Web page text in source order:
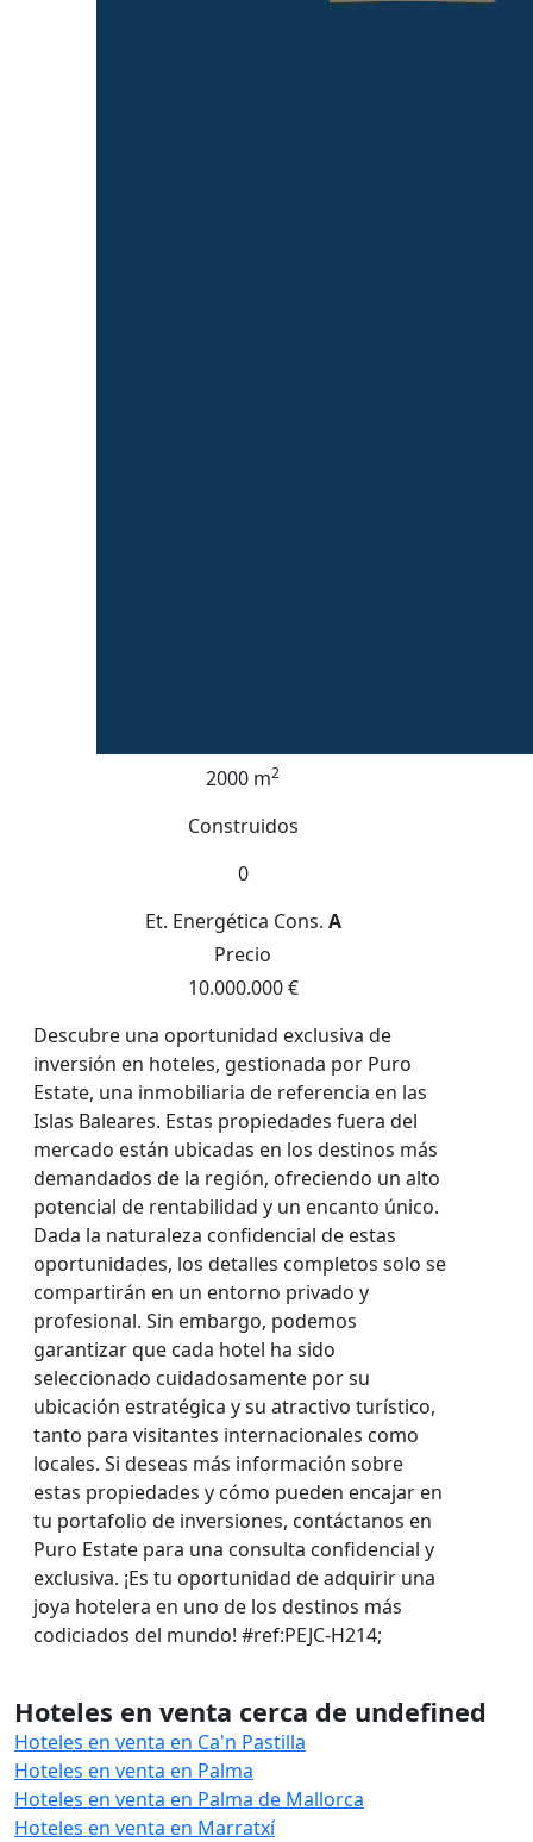
2000 m2
Construidos
0
Et. Energética Cons. A
Precio
10.000.000 €
Descubre una oportunidad exclusiva de
inversión en hoteles, gestionada por Puro
Estate, una inmobiliaria de referencia en las
Islas Baleares. Estas propiedades fuera del
mercado están ubicadas en los destinos más
demandados de la región, ofreciendo un alto
potencial de rentabilidad y un encanto único.
Dada la naturaleza confidencial de estas
oportunidades, los detalles completos solo se
compartirán en un entorno privado y
profesional. Sin embargo, podemos
garantizar que cada hotel ha sido
seleccionado cuidadosamente por su
ubicación estratégica y su atractivo turístico,
tanto para visitantes internacionales como
locales. Si deseas más información sobre
estas propiedades y cómo pueden encajar en
tu portafolio de inversiones, contáctanos en
Puro Estate para una consulta confidencial y
exclusiva. ¡Es tu oportunidad de adquirir una
joya hotelera en uno de los destinos más
codiciados del mundo! #ref:PEJC-H214;
Hoteles en venta cerca de undefined
Hoteles en venta en Ca'n Pastilla
Hoteles en venta en Palma
Hoteles en venta en Palma de Mallorca
Hoteles en venta en Marratxí